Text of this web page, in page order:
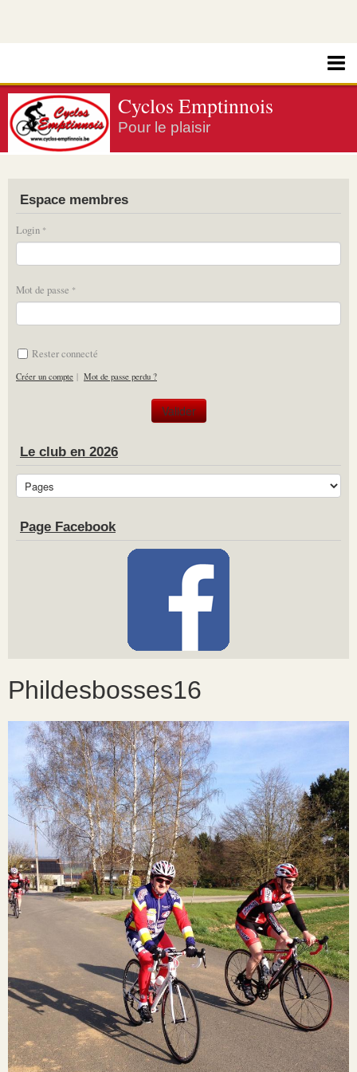
Cyclos Emptinnois
Pour le plaisir
Espace membres
Login
Mot de passe
Rester connecté
Créer un compte | Mot de passe perdu ?
Le club en 2026
Page Facebook
Phildesbosses16